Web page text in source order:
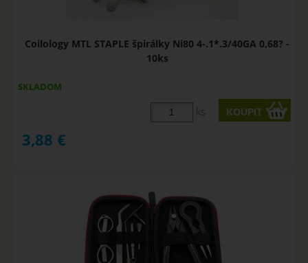
Coilology MTL STAPLE špirálky Ni80 4-.1*.3/40GA 0,68? -
10ks
SKLADOM
ks
3,88 €